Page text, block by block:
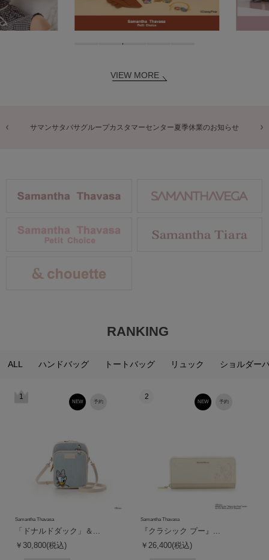
VIEW MORE
商品に関するお詫びとお知らせ
RANKING
ALL ハンドバッグ トートバッグ リュック ショルダー
1
予約
NEW
Samantha Thavasa
「ドナルドダック」＆...
￥30,800(税込)
2
予約
NEW
Samantha Thavasa
『クラシック プー』...
￥26,400(税込)